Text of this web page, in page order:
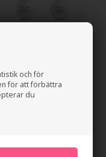
och för
för att förbättra
du
3
SEK